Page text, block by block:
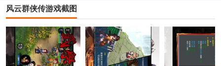
风云群侠传游戏截图